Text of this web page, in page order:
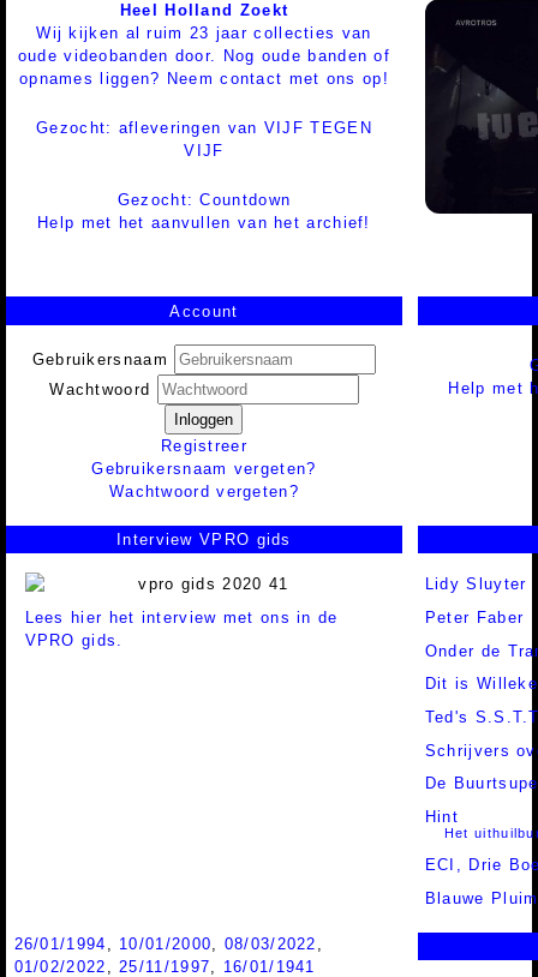
Heel Holland Zoekt
Wij kijken al ruim 23 jaar collecties van
oude videobanden door. Nog oude banden of
opnames liggen? Neem contact met ons op!
Gezocht: afleveringen van VIJF TEGEN
VIJF
Gezocht: Countdown
Help met het aanvullen van het archief!
Account
Gebruikersnaam
Wachtwoord
Inloggen
Registreer
Gebruikersnaam vergeten?
Wachtwoord vergeten?
Help met
Interview VPRO gids
Lees hier het interview met ons in de
VPRO gids.
Lidy Sluyter
Peter Faber
Onder de
Dit is Willeke
Ted's
Schrijvers
De
Hint
Het
ECI, Drie
Blauwe Pluim
26/01/1994 10/01/2000 08/03/2022
01/02/2022
25/11/1997
16/01/1941